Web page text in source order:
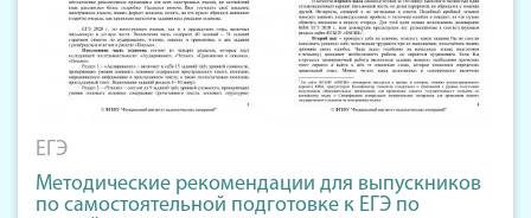
ЕГЭ
Методические рекомендации для выпускников
по самостоятельной подготовке к ЕГЭ по